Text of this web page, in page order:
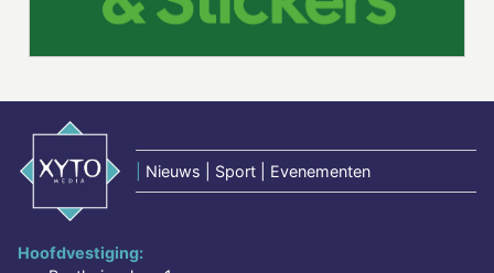
Nieuws | Sport | Evenementen
Hoofdvestiging: